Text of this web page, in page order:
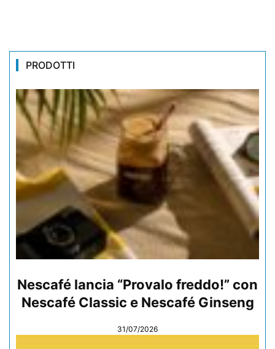
PRODOTTI
Nescafé lancia “Provalo freddo!” con
Nescafé Classic e Nescafé Ginseng
31/07/2026